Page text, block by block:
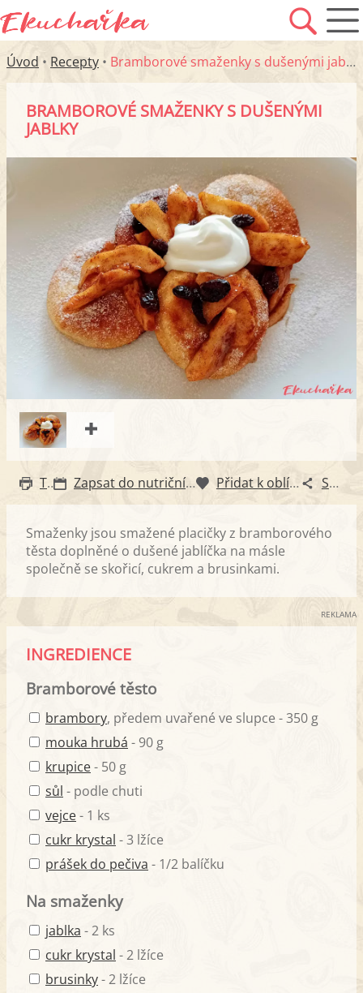
Úvod • Recepty • Bramborové smaženky s dušenými jablky
BRAMBOROVÉ SMAŽENKY S DUŠENÝMI
JABLKY
Tisk Zapsat do nutričního diáře Přidat k oblíbeným Sdílet
Smaženky jsou smažené placičky z bramborového
těsta doplněné o dušené jablíčka na másle
společně se skořicí, cukrem a brusinkami.
REKLAMA
INGREDIENCE
Bramborové těsto
brambory, předem uvařené ve slupce - 350 g
mouka hrubá - 90 g
krupice- 50 g
sůl - podle chuti
vejce- 1 ks
cukr krystal - 3 lžíce
prášek do pečiva - 1/2 balíčku
Na smaženky
jablka - 2 ks
cukr krystal - 2 lžíce
brusinky- 2 lžíce